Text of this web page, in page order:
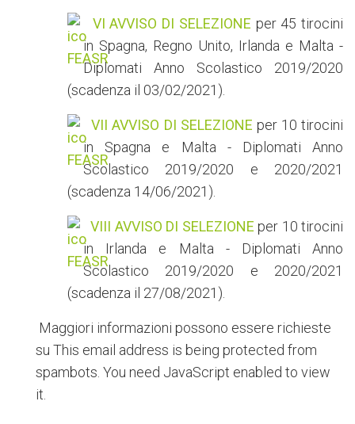
VI AVVISO DI SELEZIONE per 45 tirocini
in Spagna, Regno Unito, Irlanda e Malta -
Diplomati Anno Scolastico 2019/2020
(scadenza il 03/02/2021).
VII AVVISO DI SELEZIONE per 10 tirocini
in Spagna e Malta - Diplomati Anno
Scolastico 2019/2020 e 2020/2021
(scadenza 14/06/2021).
VIII AVVISO DI SELEZIONE per 10 tirocini
in Irlanda e Malta - Diplomati Anno
Scolastico 2019/2020 e 2020/2021
(scadenza il 27/08/2021).
Maggiori informazioni possono essere richieste
su This email address is being protected from
spambots. You need JavaScript enabled to view
it.